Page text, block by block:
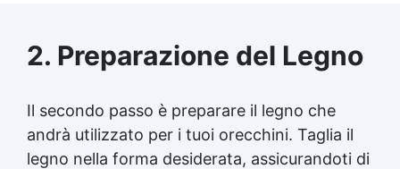
2. Preparazione del Legno
Il secondo passo è preparare il legno che
andrà utilizzato per i tuoi orecchini. Taglia il
legno nella forma desiderata, assicurandoti di